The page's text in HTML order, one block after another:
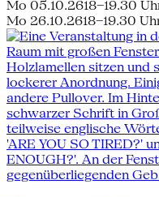
Mo 05.10.2618–19.30
Mo 26.10.2618–19.30